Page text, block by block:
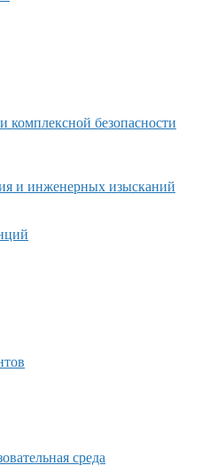
безопасности
и инженерных изысканий
среда